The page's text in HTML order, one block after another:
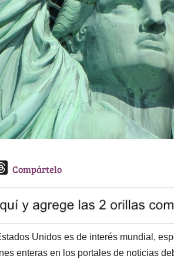
T
e
a
d
s
Compártelo
Unidos es de interés mundial,
enteras en los portales de noticias